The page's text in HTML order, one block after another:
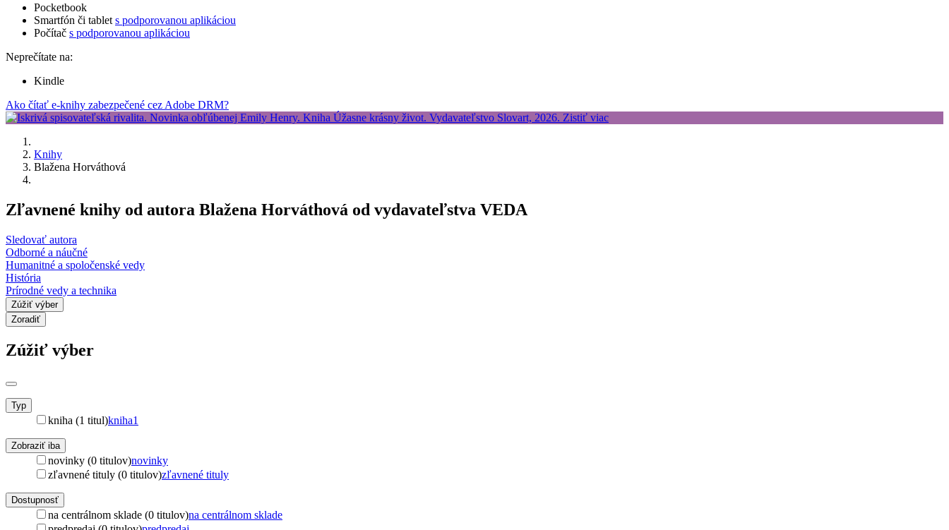
Pocketbook
Smartfón či tablet s podporovanou aplikáciou
Počítač s podporovanou aplikáciou
Neprečítate na:
Kindle
Ako čítať e-knihy zabezpečené cez Adobe DRM?
Knihy
Blažena Horváthová
Zľavnené knihy od autora Blažena Horváthová od vydavateľstva VEDA
Sledovať autora
Odborné a náučné
Humanitné a spoločenské vedy
História
Prírodné vedy a technika
Zúžiť výber
Zoradiť
Zúžiť výber
Typ
kniha (1 titul)kniha1
Zobraziť iba
novinky (0 titulov)novinky
zľavnené tituly (0 titulov)zľavnené tituly
Dostupnosť
na centrálnom sklade (0 titulov)na centrálnom sklade